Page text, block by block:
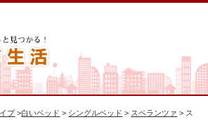
プ >白いベッド > シングルベッド > スペランツァ > ス